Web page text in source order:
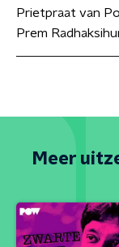
Prietpraat van
Prem
Meer